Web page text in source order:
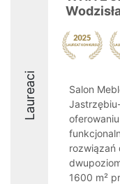
Laureaci
Salon
rozwiązań
1600 m²